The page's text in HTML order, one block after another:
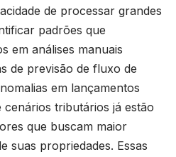
de processar grandes
padrões que
em análises manuais
de previsão de fluxo de
em lançamentos
tributários já estão
que buscam maior
suas propriedades. Essas